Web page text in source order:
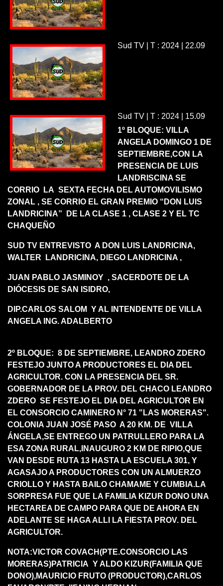
Sud TV | T : 2024 | 22.09
Sud TV | T : 2024 | 15.09
1º BLOQUE: VILLA
ANGELA DOMINGO 1 DE
SEPTIEMBRE,CON LA
PRESENCIA DE LUIS
LANDRISCINA SE
CORRIO LA SEXTA FECHA DEL AUTOMOVILISMO
ZONAL , SE CORRIO EL GRAN PREMIO “DON LUIS
LANDRICINA” DE LA CLASE 1 , CLASE 2 Y EL TC
CHAQUEÑO
SUD TV ENTREVISTO A DON LUIS LANDRICINA,
WALTER LANDRICINA, DIEGO LANDRICINA ,
JUAN PABLO JASMINOY , SACERDOTE DE LA
DIÓCESIS DE SAN ISIDRO,
DIP.CARLOS SALOM Y AL INTENDENTE DE VILLA
ANGELA ING. ADALBERTO
2º BLOQUE: 8 DE SEPTIEMBRE, LEANDRO ZDERO
FESTEJO JUNTO A PRODUCTORES EL DIA DEL
AGRICULTOR. CON LA PRESENCIA DEL SR.
GOBERNADOR DE LA PROV. DEL CHACO LEANDRO
ZDERO SE FESTEJO EL DIA DEL AGRICULTOR EN
EL CONSORCIO CAMINERO N° 71 "LAS MORERAS".
COLONIA JUAN JOSÉ PASO A 20 KM. DE VILLA
ÁNGELA,SE ENTREGO UN PATRULLERO PARA LA
ESA ZONA RURAL,INAUGURO 2 KM DE RIPIO,QUE
VAN DESDE RUTA 13 HASTA LA ESCUELA 301, Y
AGASAJO A PRODUCTORES CON UN ALMUERZO
CRIOLLO Y HASTA BAILO CHAMAME Y CUMBIA.LA
SORPRESA FUE QUE LA FAMILIA KIZUR DONO UNA
HECTAREA DE CAMPO PARA QUE DE AHORA EN
ADELANTE SE HAGA ALLI LA FIESTA PROV. DEL
AGRICULTOR.
NOTA:VICTOR COVACH(PTE.CONSORCIO LAS
MORERAS)PATRICIA Y ALDO KIZUR(FAMILIA QUE
DONO),MAURICIO FRUTO (PRODUCTOR),CARLOS